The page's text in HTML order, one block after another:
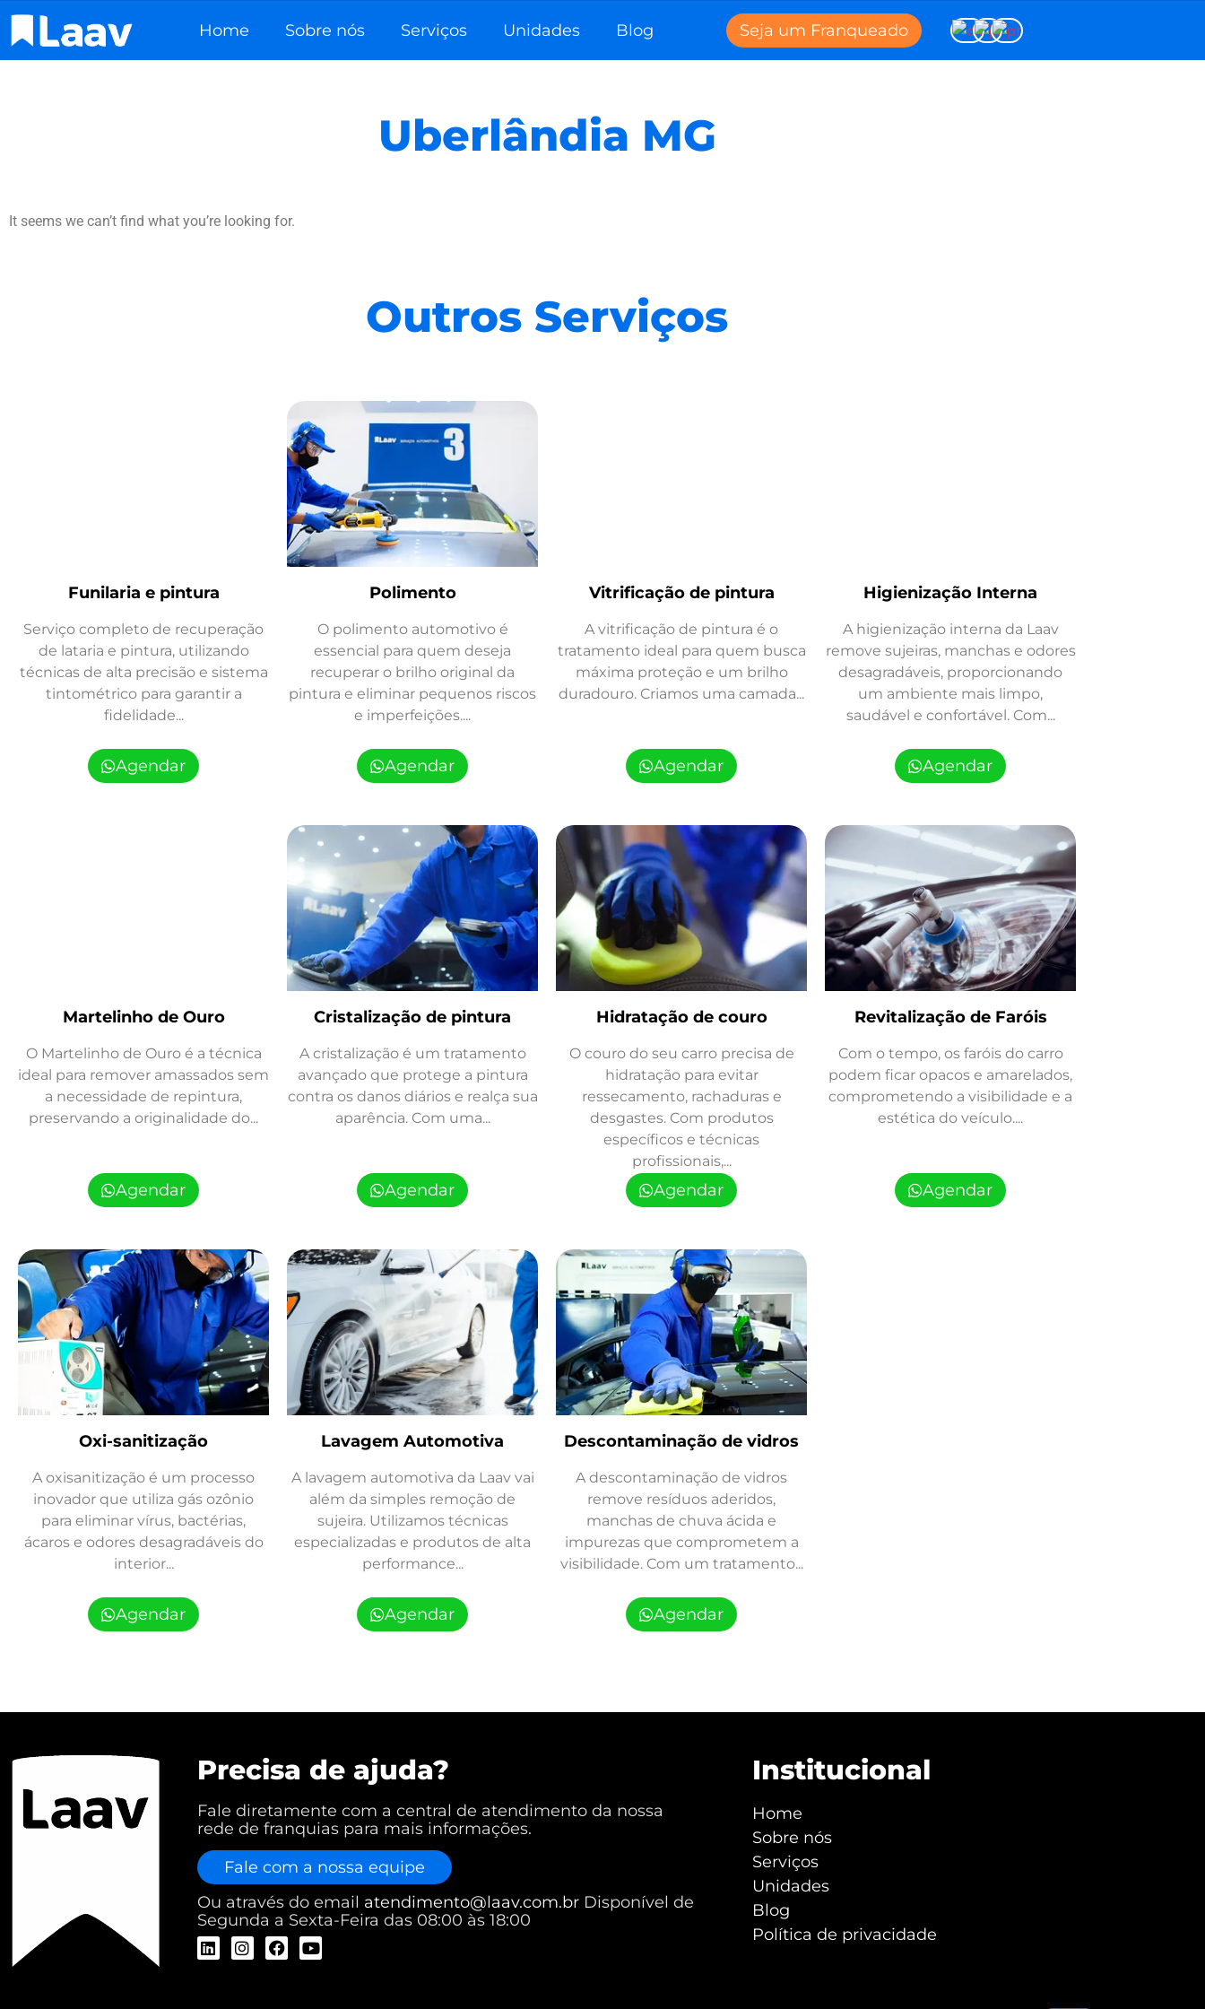
Home Sobre nós Serviços Unidades Blog Seja um Franqueado
Uberlândia MG
It seems we can’t find what you’re looking for.
Outros Serviços
Funilaria e pintura
Serviço completo de recuperação
de lataria e pintura, utilizando
técnicas de alta precisão e sistema
tintométrico para garantir a
fidelidade...
Agendar
Polimento
O polimento automotivo é
essencial para quem deseja
recuperar o brilho original da
pintura e eliminar pequenos riscos
e imperfeições....
Agendar
Vitrificação de pintura
A vitrificação de pintura é o
tratamento ideal para quem busca
máxima proteção e um brilho
duradouro. Criamos uma camada...
Agendar
Higienização Interna
A higienização interna da Laav
remove sujeiras, manchas e odores
desagradáveis, proporcionando
um ambiente mais limpo,
saudável e confortável. Com...
Agendar
Martelinho de Ouro
O Martelinho de Ouro é a técnica
ideal para remover amassados sem
a necessidade de repintura,
preservando a originalidade do...
Agendar
Cristalização de pintura
A cristalização é um tratamento
avançado que protege a pintura
contra os danos diários e realça sua
aparência. Com uma...
Agendar
Hidratação de couro
O couro do seu carro precisa de
hidratação para evitar
ressecamento, rachaduras e
desgastes. Com produtos
específicos e técnicas
profissionais,...
Agendar
Revitalização de Faróis
Com o tempo, os faróis do carro
podem ficar opacos e amarelados,
comprometendo a visibilidade e a
estética do veículo....
Agendar
Oxi-sanitização
A oxisanitização é um processo
inovador que utiliza gás ozônio
para eliminar vírus, bactérias,
ácaros e odores desagradáveis do
interior...
Agendar
Lavagem Automotiva
A lavagem automotiva da Laav vai
além da simples remoção de
sujeira. Utilizamos técnicas
especializadas e produtos de alta
performance...
Agendar
Descontaminação de vidros
A descontaminação de vidros
remove resíduos aderidos,
manchas de chuva ácida e
impurezas que comprometem a
visibilidade. Com um tratamento...
Agendar
Precisa de ajuda?
Fale diretamente com a central de atendimento da nossa
rede de franquias para mais informações.
Fale com a nossa equipe
Ou através do email atendimento@laav.com.brDisponível de
Segunda a Sexta-Feira das 08:00 às 18:00
Institucional
Home
Sobre nós
Serviços
Unidades
Blog
Política de privacidade